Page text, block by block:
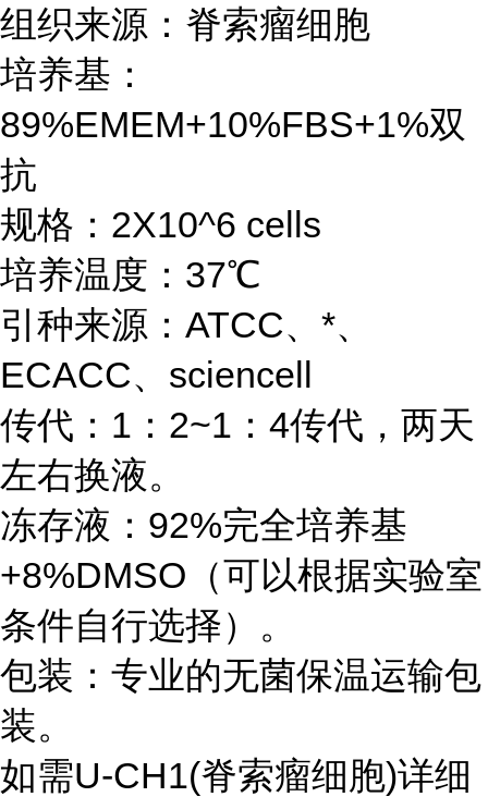
组织来源：脊索瘤细胞
培养基：
89%EMEM+10%FBS+1%双
抗
规格：2X10^6 cells
培养温度：37℃
引种来源：ATCC、*、
ECACC、sciencell
传代：1：2~1：4传代，两天
左右换液。
冻存液：92%完全培养基
+8%DMSO（可以根据实验室
条件自行选择）。
包装：专业的无菌保温运输包
装。
如需U-CH1(脊索瘤细胞)详细